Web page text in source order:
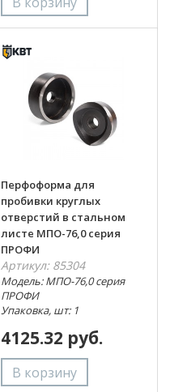
Перфоформа для
пробивки круглых
отверстий в стальном
листе МПО-76,0 серия
ПРОФИ
Артикул: 85304
Модель: МПО-76,0 серия
ПРОФИ
Упаковка, шт: 1
4125.32 руб.